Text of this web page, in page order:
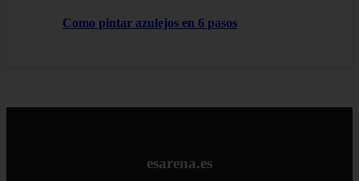
Como pintar azulejos en 6 pasos
esarena.es